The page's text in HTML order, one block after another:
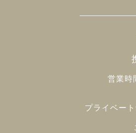
営業時
プライベート